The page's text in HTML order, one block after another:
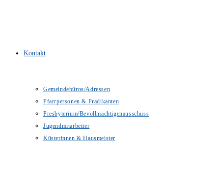
Kontakt
Gemeindebüros/Adressen
Pfarrpersonen & Prädikanten
Presbyterium/Bevollmächtigenausschuss
Jugendmitarbeiter
Küsterinnen & Hausmeister